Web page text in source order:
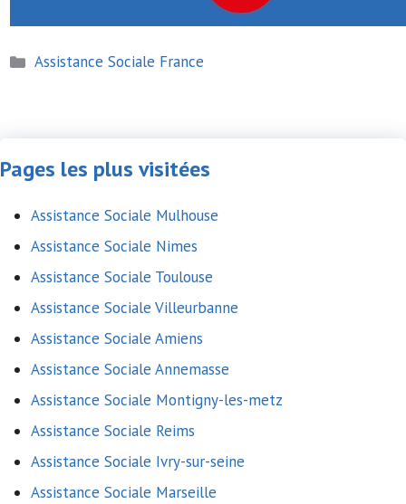
Catégories
Assistance Sociale France
Pages les plus visitées
Assistance Sociale Mulhouse
Assistance Sociale Nimes
Assistance Sociale Toulouse
Assistance Sociale Villeurbanne
Assistance Sociale Amiens
Assistance Sociale Annemasse
Assistance Sociale Montigny-les-metz
Assistance Sociale Reims
Assistance Sociale Ivry-sur-seine
Assistance Sociale Marseille